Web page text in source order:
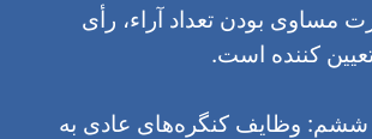
بودن تعداد آراء، رأی
کننده است.
ششم: وظایف کنگره‌های عادی به